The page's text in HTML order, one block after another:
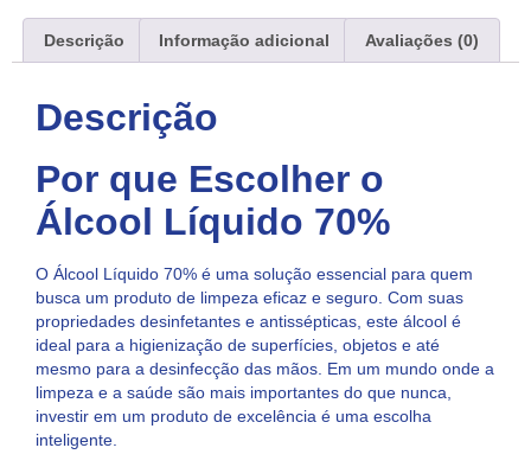
Descrição Informação adicional Avaliações (0)
Descrição
Por que Escolher o
Álcool Líquido 70%
O Álcool Líquido 70% é uma solução essencial para quem
busca um produto de limpeza eficaz e seguro. Com suas
propriedades desinfetantes e antissépticas, este álcool é
ideal para a higienização de superfícies, objetos e até
mesmo para a desinfecção das mãos. Em um mundo onde a
limpeza e a saúde são mais importantes do que nunca,
investir em um produto de excelência é uma escolha
inteligente.